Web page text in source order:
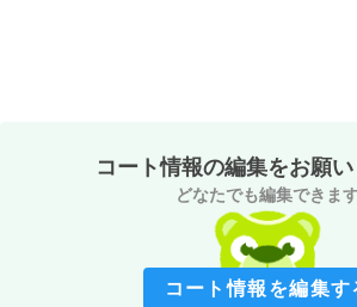
コート情報の編集をお願い
どなたでも編集できま
コート情報を編集す